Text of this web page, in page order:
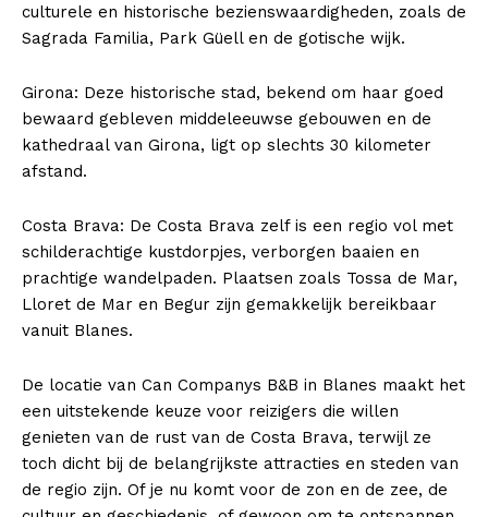
Inhoudsopgave [verbergen ]
culturele en historische bezienswaardigheden, zoals de
Sagrada Familia, Park Güell en de gotische wijk.
Girona: Deze historische stad, bekend om haar goed
bewaard gebleven middeleeuwse gebouwen en de
kathedraal van Girona, ligt op slechts 30 kilometer
afstand.
Costa Brava: De Costa Brava zelf is een regio vol met
schilderachtige kustdorpjes, verborgen baaien en
prachtige wandelpaden. Plaatsen zoals Tossa de Mar,
Lloret de Mar en Begur zijn gemakkelijk bereikbaar
vanuit Blanes.
De locatie van Can Companys B&B in Blanes maakt het
een uitstekende keuze voor reizigers die willen
genieten van de rust van de Costa Brava, terwijl ze
toch dicht bij de belangrijkste attracties en steden van
de regio zijn. Of je nu komt voor de zon en de zee, de